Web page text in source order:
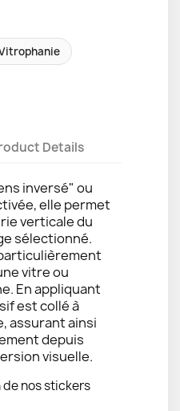
Details
inversé" ou
elle permet
verticale du
sélectionné.
vitre ou
En appliquant
est collé à
assurant ainsi
depuis
visuelle.
de nos stickers